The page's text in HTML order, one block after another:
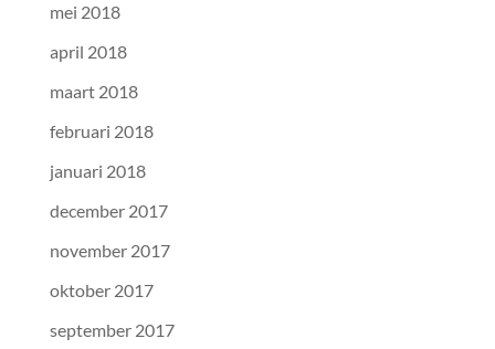
mei 2018
april 2018
maart 2018
februari 2018
januari 2018
december 2017
november 2017
oktober 2017
september 2017